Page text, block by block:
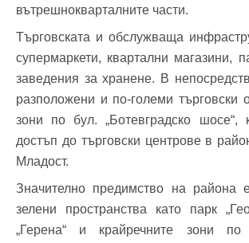
вътрешнокварталните части.
Търговската и обслужваща
супермаркети, квартални магазини,
заведения за хранене. В
разположени и по-големи търговски
зони по бул. „Ботевградско шосе“,
достъп до търговски центрове в
Младост.
Значително предимство на района
зелени пространства като парк
„Герена“ и крайречните зони по